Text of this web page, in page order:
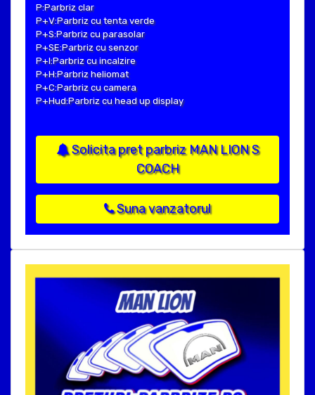
P:Parbriz clar
P+V:Parbriz cu tenta verde
P+S:Parbriz cu parasolar
P+SE:Parbriz cu senzor
P+I:Parbriz cu incalzire
P+H:Parbriz heliomat
P+C:Parbriz cu camera
P+Hud:Parbriz cu head up display
Solicita pret parbriz MAN LION S
COACH
Suna vanzatorul